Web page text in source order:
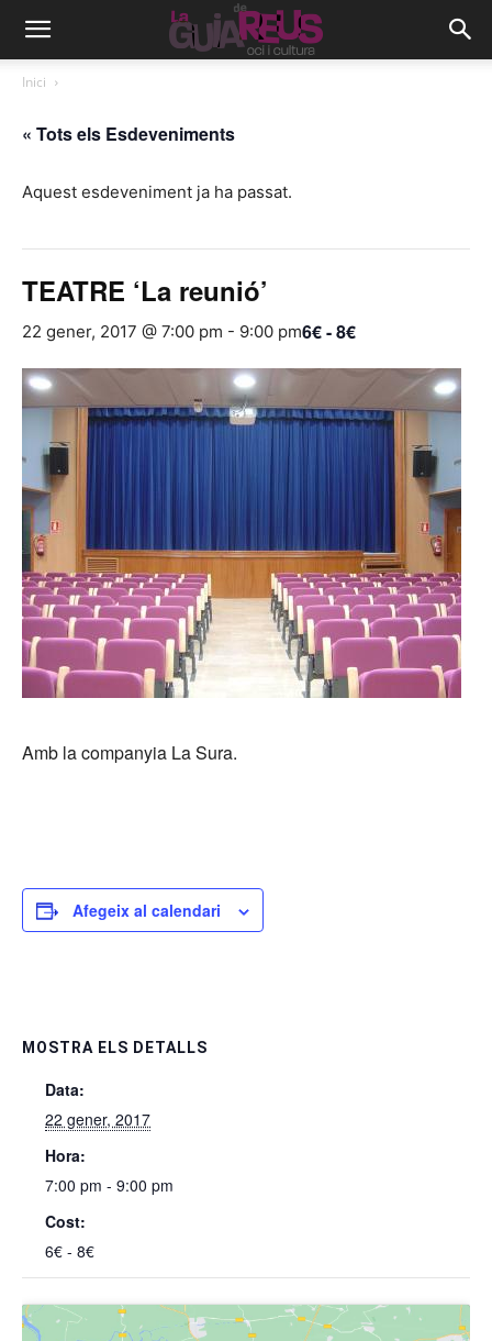
Inici
« Tots els Esdeveniments
Aquest esdeveniment ja ha passat.
TEATRE ‘La reunió’
22 gener, 2017 @ 7:00 pm - 9:00 pm6€ - 8€
Amb la companyia La Sura.
Afegeix al calendari
MOSTRA ELS DETALLS
Data:
22 gener, 2017
Hora:
7:00 pm - 9:00 pm
Cost:
6€ - 8€